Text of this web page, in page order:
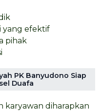
yang efektif
pihak
PK Banyudono Siap
Duafa
karyawan diharapkan